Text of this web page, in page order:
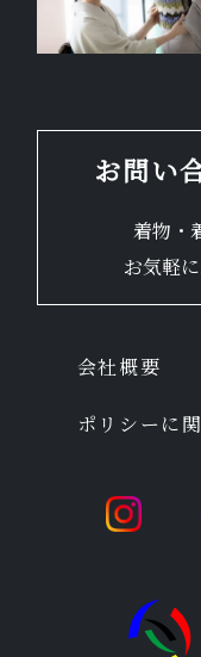
お問い
着物・
お気軽
ポリシーに
会社概要